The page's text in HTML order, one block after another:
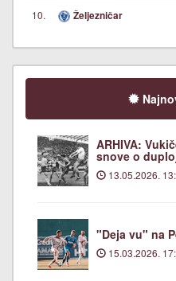
10. Željezničar
ARHIVA:
snove o
13.05.2026.
"Deja vu" na
15.03.2026.